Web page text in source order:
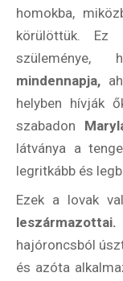
homokba,
körülöttük.
szüleménye,
mindennapja,
helyben hívják
szabadon
látványa a
legritkább és
Ezek a lovak
leszármazottai.
hajóroncsból
és azóta